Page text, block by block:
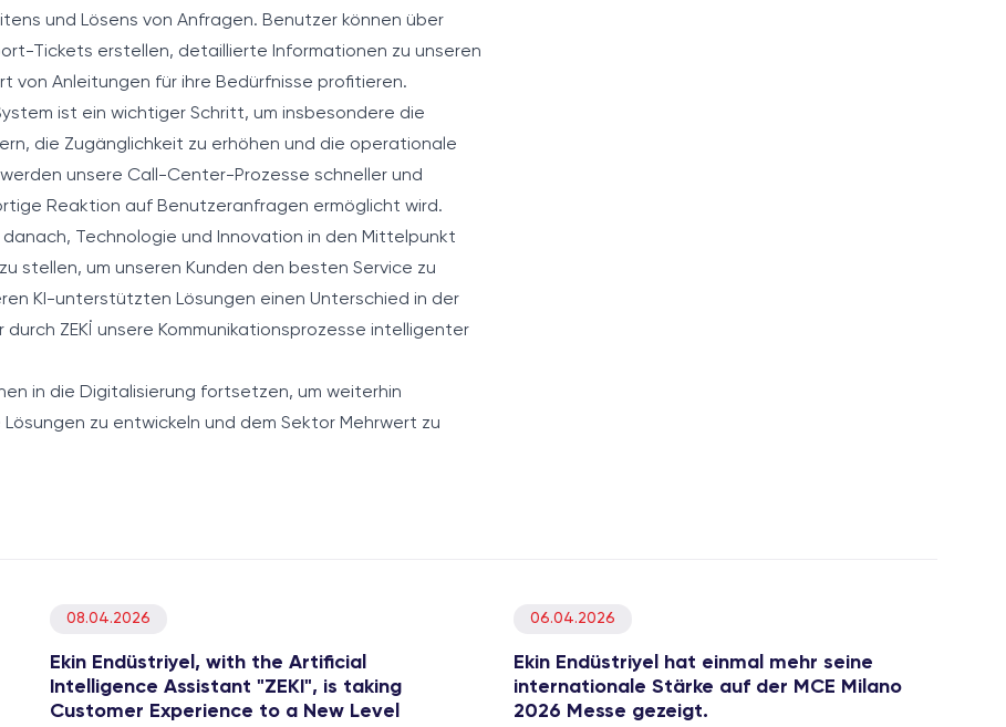
und Lösens von Anfragen. Benutzer können über
Tickets erstellen, detaillierte Informationen zu unseren
von Anleitungen für ihre Bedürfnisse profitieren.
ist ein wichtiger Schritt, um insbesondere die
die Zugänglichkeit zu erhöhen und die operationale
werden unsere Call-Center-Prozesse schneller und
Reaktion auf Benutzeranfragen ermöglicht wird.
danach, Technologie und Innovation in den Mittelpunkt
stellen, um unseren Kunden den besten Service zu
KI-unterstützten Lösungen einen Unterschied in der
durch ZEKİ unsere Kommunikationsprozesse intelligenter
in die Digitalisierung fortsetzen, um weiterhin
zu entwickeln und dem Sektor Mehrwert zu
08.04.2026
Ekin Endüstriyel, with the Artificial
Intelligence Assistant "ZEKI", is taking
Customer Experience to a New Level
06.04.2026
Ekin Endüstriyel hat einmal mehr seine
internationale Stärke auf der MCE Milano
2026 Messe gezeigt.